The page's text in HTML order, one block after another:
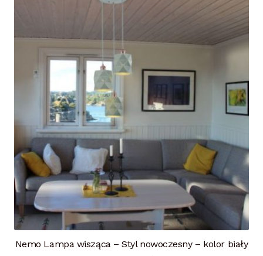
Nemo Lampa wisząca – Styl nowoczesny – kolor biały